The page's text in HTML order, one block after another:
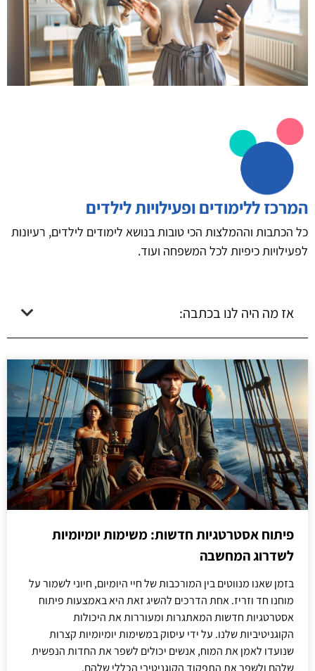
המרכז ללימודים ופעילויות לילדים
כל הכתבות וההמלצות הכי טובות בנושא לימודים לילדים, רעיונות
לפעילויות כיפיות לכל המשפחה ועוד.
אז מה היה לנו בכתבה:
פיתוח אסטרטגיות חדשות: משימות יומיומיות
לשדרוג המחשבה
בזמן שאנו מנווטים בין המורכבות של חיי היומיום, חיוני לשמור על
מוחנו חד וזריז. אחת הדרכים להשיג זאת היא באמצעות פיתוח
אסטרטגיות חדשות המאתגרות ומעוררות את היכולות
הקוגניטיביות שלנו. על ידי עיסוק במשימות יומיומיות קצרות
שנועדו לאמן את המוח, אנשים יכולים לשפר את החדות הנפשית
שלהם ולשפר את התפקוד הקוגניטיבי הכללי שלהם.